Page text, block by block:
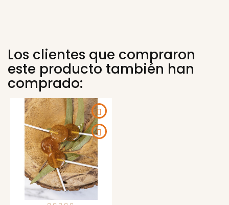
Los clientes que compraron
este producto también han
comprado: